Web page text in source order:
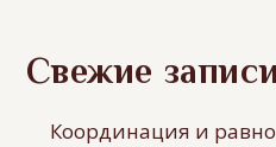
Свежие записи
Координация и